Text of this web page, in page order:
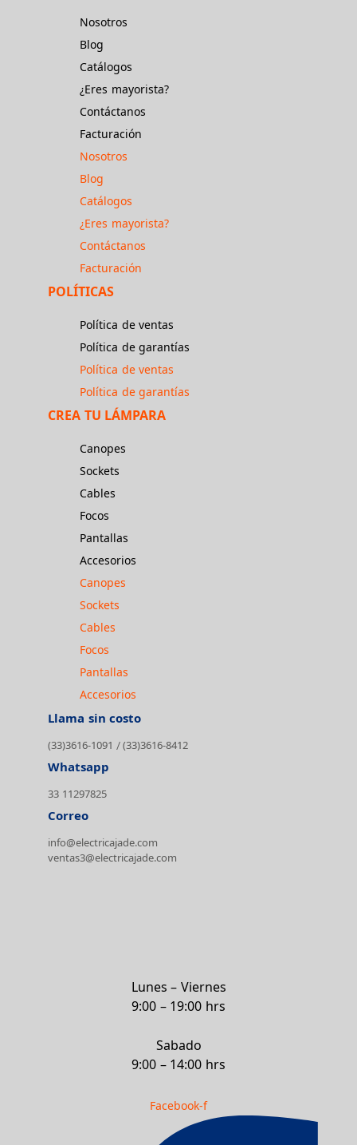
Nosotros
Blog
Catálogos
¿Eres mayorista?
Contáctanos
Facturación
Nosotros
Blog
Catálogos
¿Eres mayorista?
Contáctanos
Facturación
POLÍTICAS
Política de ventas
Política de garantías
Política de ventas
Política de garantías
CREA TU LÁMPARA
Canopes
Sockets
Cables
Focos
Pantallas
Accesorios
Canopes
Sockets
Cables
Focos
Pantallas
Accesorios
Llama sin costo
(33)3616-1091 / (33)3616-8412
Whatsapp
33 11297825
Correo
info@electricajade.com
ventas3@electricajade.com
Lunes – Viernes
9:00 – 19:00 hrs
Sabado
9:00 – 14:00 hrs
Facebook-f